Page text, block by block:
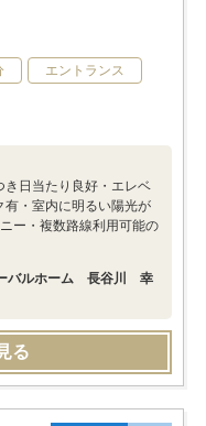
エントランス
き日当たり良好・エレベ
有・室内に明るい陽光が
ー・複数路線利用可能の
バルホーム 長谷川 幸
る